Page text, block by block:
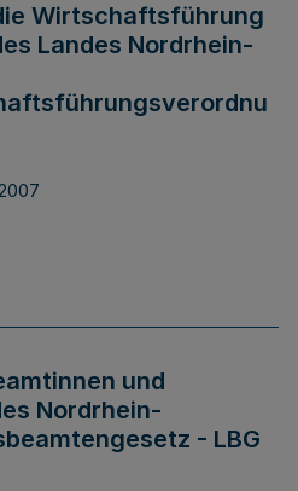
Wirtschaftsführung
Landes Nordrhein-
und
Nordrhein-
- LBG